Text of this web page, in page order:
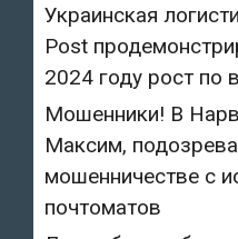
Украинская
Post
2024 году рост по
Мошенники! В
Максим,
мошенничестве с
почтоматов